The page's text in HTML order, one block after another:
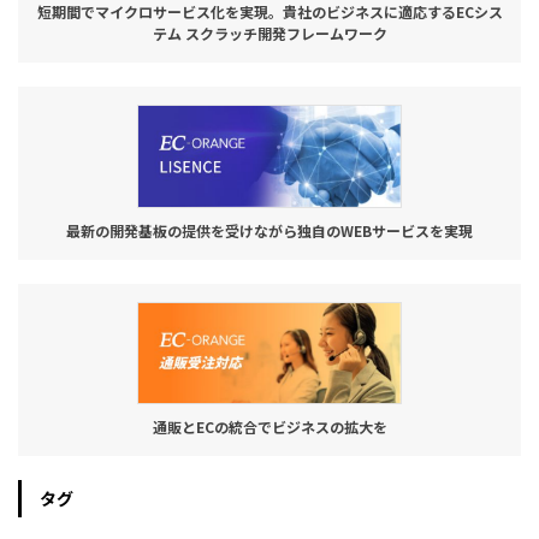
短期間でマイクロサービス化を実現。貴社のビジネスに適応するECシス
テム スクラッチ開発フレームワーク
最新の開発基板の提供を受けながら独自のWEBサービスを実現
通販とECの統合でビジネスの拡大を
タグ